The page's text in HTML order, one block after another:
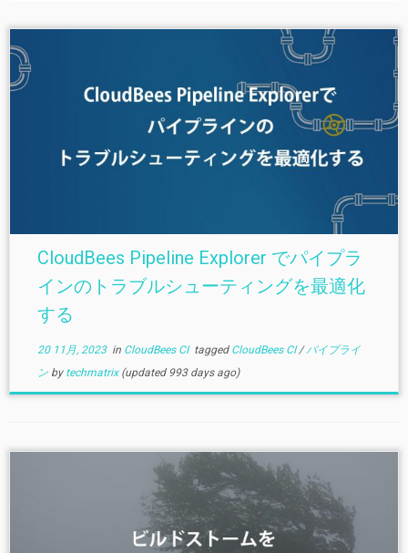
CloudBees Pipeline Explorer でパイプラ
インのトラブルシューティングを最適化
する
20 11月, 2023in CloudBees CI tagged CloudBees CI/パイプライ
ン by techmatrix(updated 993 days ago)